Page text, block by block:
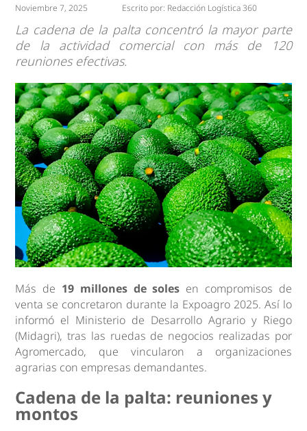
Noviembre 7, 2025 Escrito por: Redacción Logística 360
La cadena de la palta concentró la mayor parte
de la actividad comercial con más de 120
reuniones efectivas.
Más de 19 millones de soles en compromisos de
venta se concretaron durante la Expoagro 2025. Así lo
informó el Ministerio de Desarrollo Agrario y Riego
(Midagri), tras las ruedas de negocios realizadas por
Agromercado, que vincularon a organizaciones
agrarias con empresas demandantes.
Cadena de la palta: reuniones y
montos